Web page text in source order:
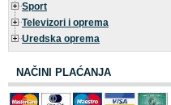
Sport
Televizori i oprema
Uredska oprema
NAČINI PLAĆANJA